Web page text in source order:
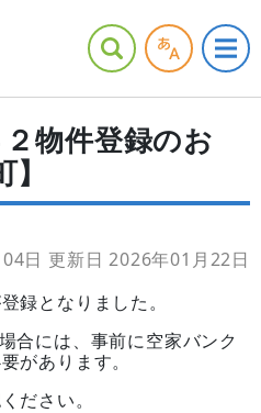
物件登録のお
日 更新日 2026年01月22日
録となりました。
合には、事前に空家バンク
があります。
ださい。